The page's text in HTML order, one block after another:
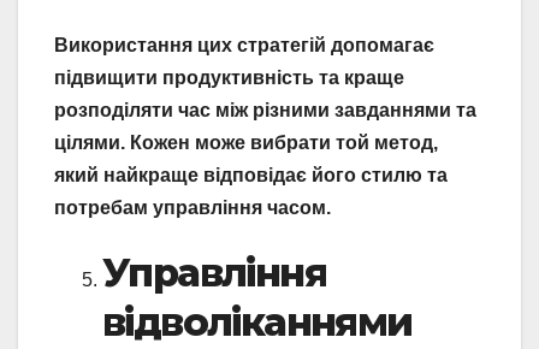
Використання цих стратегій допомагає
підвищити продуктивність та краще
розподіляти час між різними завданнями та
цілями. Кожен може вибрати той метод,
який найкраще відповідає його стилю та
потребам управління часом.
Управління
відволіканнями